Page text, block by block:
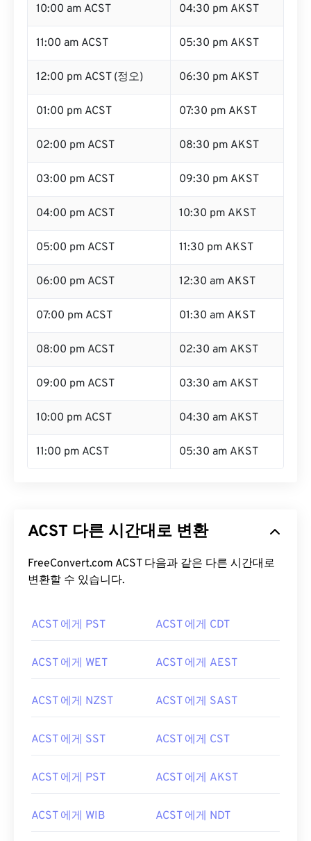
10:00 am ACST 04:30 pm AKST
11:00 am ACST 05:30 pm AKST
12:00 pm ACST (정오) 06:30 pm AKST
01:00 pm ACST 07:30 pm AKST
02:00 pm ACST 08:30 pm AKST
03:00 pm ACST 09:30 pm AKST
04:00 pm ACST 10:30 pm AKST
05:00 pm ACST 11:30 pm AKST
06:00 pm ACST 12:30 am AKST
07:00 pm ACST 01:30 am AKST
08:00 pm ACST 02:30 am AKST
09:00 pm ACST 03:30 am AKST
10:00 pm ACST 04:30 am AKST
11:00 pm ACST 05:30 am AKST
ACST 다른 시간대로 변환
FreeConvert.com ACST 다음과 같은 다른 시간대로
변환할 수 있습니다.
ACST 에게 PST ACST 에게 CDT
ACST 에게 WET ACST 에게 AEST
ACST 에게 NZST ACST 에게 SAST
ACST 에게 SST ACST 에게 CST
ACST 에게 PST ACST 에게 AKST
ACST 에게 WIB ACST 에게 NDT